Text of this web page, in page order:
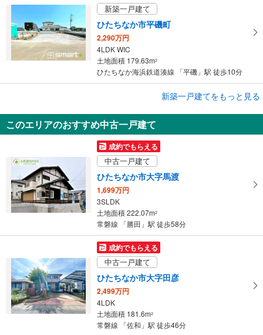
新築一戸建て
ひたちなか市平磯町
2,290万円
4LDK WIC
土地面積 179.63m2
ひたちなか海浜鉄道湊線 「平磯」駅 徒歩10分
ひたちなか市平磯町
2,190万円
4LDK
土地面積 189.48m
ひたちなか海浜鉄道湊線 「平磯」駅 徒歩10分
新築一戸建てをもっと見る
このエリアのおすすめ中古一戸建て
成約でもらえる
中古一戸建て
ひたちなか市大字馬渡
1,699万円
3SLDK
土地面積 222.07m2
常磐線 「勝田」駅 徒歩58分
成約でもらえる
中古一戸建て
ひたちなか市大字田彦
2,499万円
4LDK
土地面積 181.6m2
常磐線 「佐和」駅 徒歩46分